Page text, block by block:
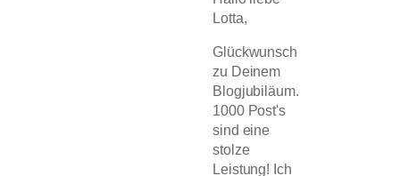
Lotta,
Glückwunsch
zu Deinem
Blogjubiläum.
1000 Post's
sind eine
stolze
Leistung! Ich